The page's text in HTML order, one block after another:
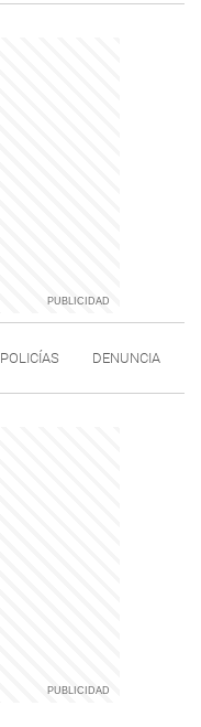
POLICÍAS DENUNCIA